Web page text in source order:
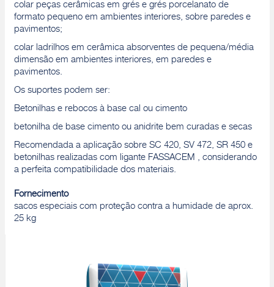
colar peças cerâmicas em grés e grés porcelanato de
formato pequeno em ambientes interiores, sobre paredes e
pavimentos;
colar ladrilhos em cerâmica absorventes de pequena/média
dimensão em ambientes interiores, em paredes e
pavimentos.
Os suportes podem ser:
Betonilhas e rebocos à base cal ou cimento
betonilha de base cimento ou anidrite bem curadas e secas
Recomendada a aplicação sobre SC 420, SV 472, SR 450 e
betonilhas realizadas com ligante FASSACEM , considerando
a perfeita compatibilidade dos materiais.
Fornecimento
sacos especiais com proteção contra a humidade de aprox.
25 kg